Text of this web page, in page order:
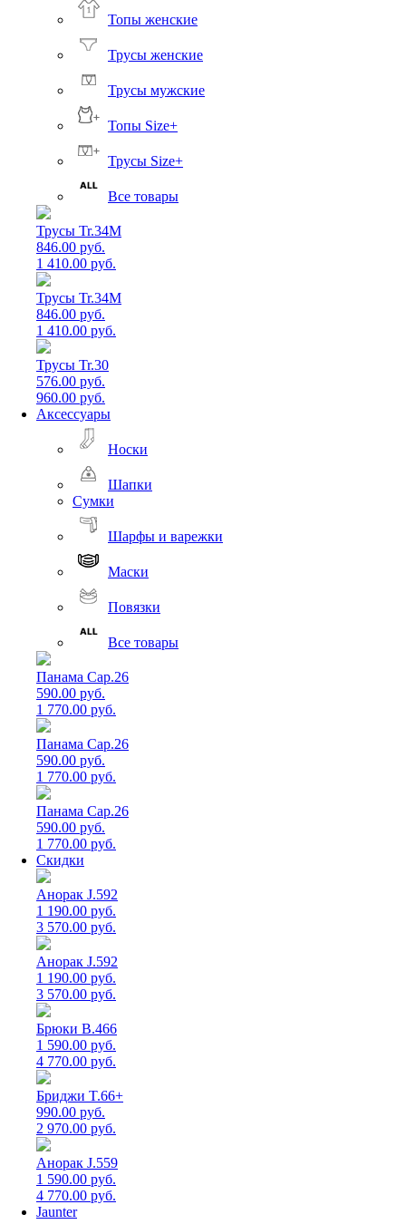
Топы женские
Трусы женские
Трусы мужские
Топы Size+
Трусы Size+
Все товары
Трусы Tr.34M
846.00 руб.
1 410.00 руб.
Трусы Tr.34M
846.00 руб.
1 410.00 руб.
Трусы Tr.30
576.00 руб.
960.00 руб.
Аксессуары
Носки
Шапки
Сумки
Шарфы и варежки
Маски
Повязки
Все товары
Панама Cap.26
590.00 руб.
1 770.00 руб.
Панама Cap.26
590.00 руб.
1 770.00 руб.
Панама Cap.26
590.00 руб.
1 770.00 руб.
Скидки
Анорак J.592
1 190.00 руб.
3 570.00 руб.
Анорак J.592
1 190.00 руб.
3 570.00 руб.
Брюки B.466
1 590.00 руб.
4 770.00 руб.
Бриджи T.66+
990.00 руб.
2 970.00 руб.
Анорак J.559
1 590.00 руб.
4 770.00 руб.
Jaunter